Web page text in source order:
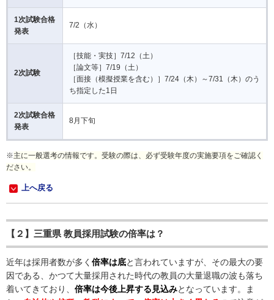
1次試験合格
発表
7/2（水）
2次試験
［技能・実技］7/12（土）
［論文等］7/19（土）
［面接（模擬授業を含む）］7/24（木）～7/31（木）のう
ち指定した1日
2次試験合格
発表
8月下旬
※主に一般選考の情報です。受験の際は、必ず受験年度の実施要項をご確認く
ださい。
上へ戻る
【２】三重県 教員採用試験の倍率は？
近年は採用者数が多く 倍率は底と言われていますが、その最大の要
因である、かつて大量採用された時代の教員の大量退職の波も落ち
着いてきており、 倍率は今後上昇する見込みとなっています。ま